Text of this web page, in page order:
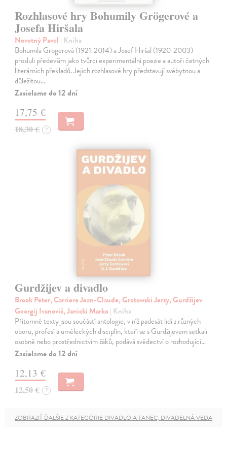
Rozhlasové hry Bohumily Grögerové a
Josefa Hiršala
Novotný Pavel | Kniha
Bohumila Grögerová (1921-2014) a Josef Hiršal (1920-2003)
prosluli především jako tvůrci experimentální poezie a autoři četných
literárních překladů. Jejich rozhlasové hry představují svébytnou a
důležitou…
Zasielame do 12 dní
17,75 €
18,30 € ?
Gurdžijev a divadlo
Brook Peter, Carriere Jean-Claude, Grotowski Jerzy, Gurdžijev
Georgij Ivanovič, Janicki Marko| Kniha
Přítomné texty jsou součástí antologie, v níž padesát lidí z různých
oboru, profesí a uměleckých disciplín, kteří se s Gurdžijevem setkali
osobně nebo prostřednictvím žáků, podává svědectví o rozhodující…
Zasielame do 12 dní
12,13 €
12,50 € ?
ZOBRAZIŤ ĎALŠIE Z KATEGÓRIE DIVADLO A TANEC, DIVADELNÁ VEDA